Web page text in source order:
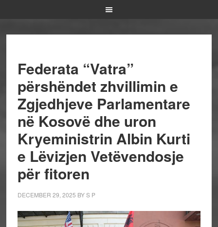
Federata “Vatra”
përshëndet zhvillimin e
Zgjedhjeve Parlamentare
në Kosovë dhe uron
Kryeministrin Albin Kurti
e Lëvizjen Vetëvendosje
për fitoren
DECEMBER 29, 2025 BYS P